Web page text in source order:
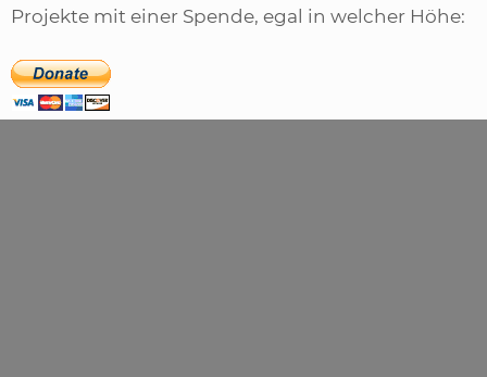
Projekte mit einer Spende, egal in welcher Höhe: